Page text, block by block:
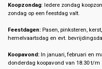
Koopzondag: Iedere zondag
zondag op een feestdag valt.
Feestdagen: Pasen, pinksteren,
hemelvaartsdag en evt.
Koopavond: In januari, februari en
donderdag koopavond van 18.30 t/m